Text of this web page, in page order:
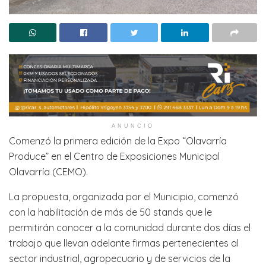
ANUNCIO
Comenzó la primera edición de la Expo “Olavarría
Produce” en el Centro de Exposiciones Municipal
Olavarría (CEMO).
La propuesta, organizada por el Municipio, comenzó
con la habilitación de más de 50 stands que le
permitirán conocer a la comunidad durante dos días el
trabajo que llevan adelante firmas pertenecientes al
sector industrial, agropecuario y de servicios de la